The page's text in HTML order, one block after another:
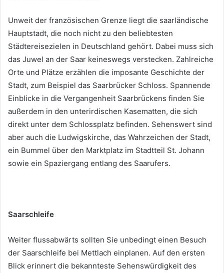
Unweit der französischen Grenze liegt die saarländische
Hauptstadt, die noch nicht zu den beliebtesten
Städtereisezielen in Deutschland gehört. Dabei muss sich
das Juwel an der Saar keineswegs verstecken. Zahlreiche
Orte und Plätze erzählen die imposante Geschichte der
Stadt, zum Beispiel das Saarbrücker Schloss. Spannende
Einblicke in die Vergangenheit Saarbrückens finden Sie
außerdem in den unterirdischen Kasematten, die sich
direkt unter dem Schlossplatz befinden. Sehenswert sind
aber auch die Ludwigskirche, das Wahrzeichen der Stadt,
ein Bummel über den Marktplatz im Stadtteil St. Johann
sowie ein Spaziergang entlang des Saarufers.
Saarschleife
Weiter flussabwärts sollten Sie unbedingt einen Besuch
der Saarschleife bei Mettlach einplanen. Auf den ersten
Blick erinnert die bekannteste Sehenswürdigkeit des